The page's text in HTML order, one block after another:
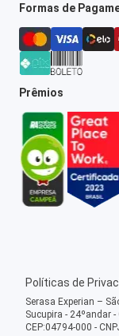
Formas de
Prêmios
Políticas de
Serasa Experian –
Sucupira - 24ºandar
CEP:04794-000 -